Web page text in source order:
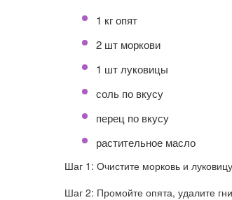
1 кг опят
2 шт моркови
1 шт луковицы
соль по вкусу
перец по вкусу
растительное масло
Шаг 1: Очистите морковь и
Шаг 2: Промойте опята, удалите